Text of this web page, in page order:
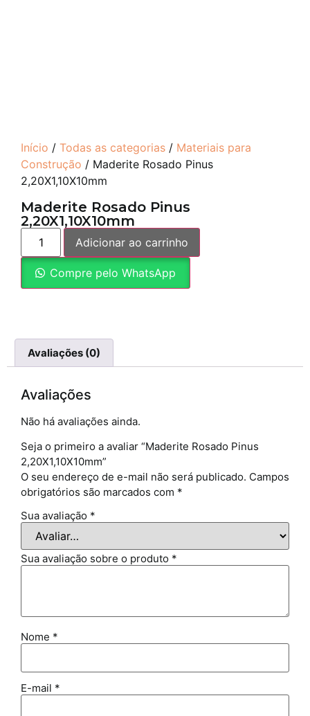
Início / Todas as categorias / Materiais para
Construção / Maderite Rosado Pinus
2,20X1,10X10mm
Maderite Rosado Pinus
2,20X1,10X10mm
Adicionar ao carrinho
Compre pelo WhatsApp
Avaliações (0)
Avaliações
Não há avaliações ainda.
Seja o primeiro a avaliar “Maderite Rosado Pinus
2,20X1,10X10mm”
O seu endereço de e-mail não será publicado. Campos
obrigatórios são marcados com *
Sua avaliação *
Sua avaliação sobre o produto *
Nome *
E-mail *